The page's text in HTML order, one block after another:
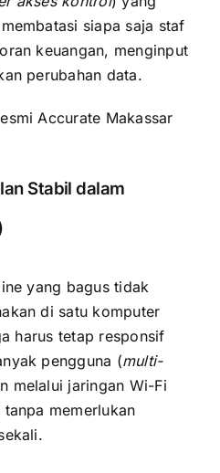
siapa saja staf
keuangan, menginput
perubahan data.
Accurate Makassar
Stabil dalam
yang bagus tidak
di satu komputer
harus tetap responsif
pengguna (multi-
melalui jaringan Wi-Fi
memerlukan